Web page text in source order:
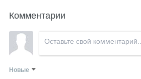
Комментарии
Новые